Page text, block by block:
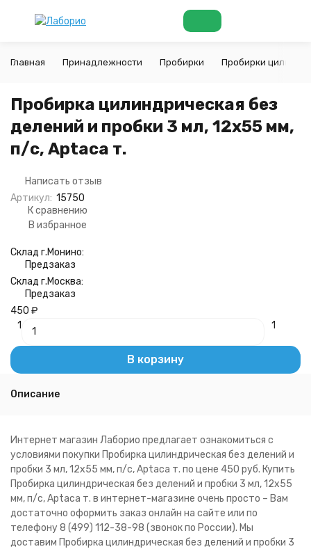
Главная Принадлежности Пробирки Пробирки
Пробирка цилиндрическая без
делений и пробки 3 мл, 12х55 мм,
п/с, Aptaca т.
Написать отзыв
Артикул: 15750
К сравнению
В избранное
Склад г.Монино:
Предзаказ
Склад г.Москва:
Предзаказ
450 ₽
1
1
В корзину
Описание
Интернет магазин Лаборио предлагает ознакомиться с
условиями покупки Пробирка цилиндрическая без делений и
пробки 3 мл, 12х55 мм, п/с, Aptaca т. по цене 450 руб. Купить
Пробирка цилиндрическая без делений и пробки 3 мл, 12х55
мм, п/с, Aptaca т. в интернет-магазине очень просто – Вам
достаточно оформить заказ онлайн на сайте или по
телефону 8 (499) 112-38-98 (звонок по России). Мы
доставим Пробирка цилиндрическая без делений и пробки 3